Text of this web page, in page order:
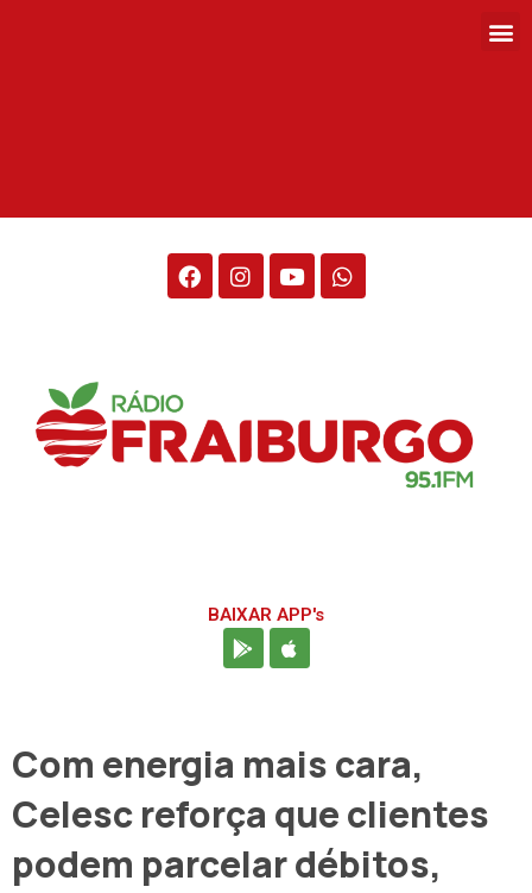
BAIXAR APP's
Com energia mais cara,
Celesc reforça que clientes
podem parcelar débitos,